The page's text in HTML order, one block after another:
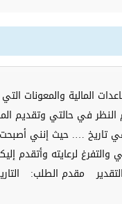
المالية والمعونات التي
في حالتي وتقديم
تاريخ …. حيث إنني
لرعايته وأتقدم
مقدم الطلب: